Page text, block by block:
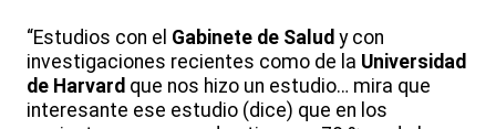
“Estudios con el Gabinete de Salud y con
investigaciones recientes como de la Universidad
de Harvard que nos hizo un estudio… mira que
interesante ese estudio (dice) que en los